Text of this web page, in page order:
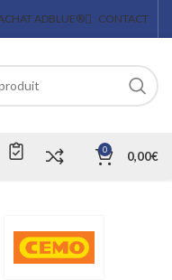
ADBLUE® CONTACT
0 0,00€